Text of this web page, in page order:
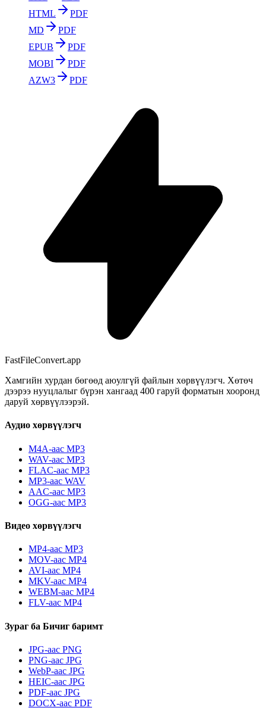
HTML
PDF
MD
PDF
EPUB
PDF
MOBI
PDF
AZW3
PDF
FastFileConvert.app
Хамгийн хурдан бөгөөд аюулгүй файлын хөрвүүлэгч. Хөтөч
дээрээ нууцлалыг бүрэн хангаад 400 гаруй форматын хооронд
даруй хөрвүүлээрэй.
Аудио хөрвүүлэгч
M4A-аас MP3
WAV-аас MP3
FLAC-аас MP3
MP3-аас WAV
AAC-аас MP3
OGG-аас MP3
Видео хөрвүүлэгч
MP4-аас MP3
MOV-аас MP4
AVI-аас MP4
MKV-аас MP4
WEBM-аас MP4
FLV-аас MP4
Зураг ба Бичиг баримт
JPG-аас PNG
PNG-аас JPG
WebP-аас JPG
HEIC-аас JPG
PDF-аас JPG
DOCX-аас PDF